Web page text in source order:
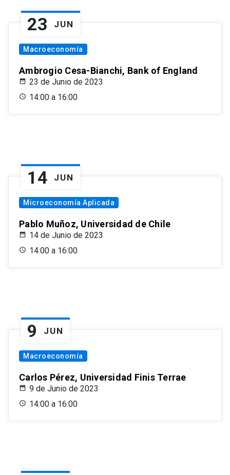
23 JUN
Macroeconomía
Ambrogio Cesa-Bianchi, Bank of England
23 de Junio de 2023
14:00 a 16:00
14 JUN
Microeconomía Aplicada
Pablo Muñoz, Universidad de Chile
14 de Junio de 2023
14:00 a 16:00
9 JUN
Macroeconomía
Carlos Pérez, Universidad Finis Terrae
9 de Junio de 2023
14:00 a 16:00